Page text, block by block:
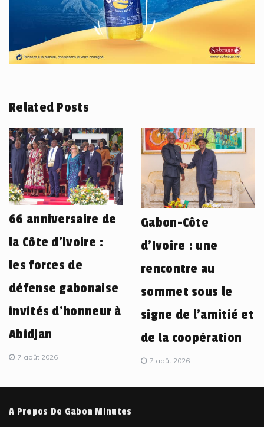
Related Posts
66 anniversaire de
la Côte d’Ivoire :
les forces de
défense gabonaise
invités d’honneur à
Abidjan
7 août 2026
Gabon-Côte
d’Ivoire : une
rencontre au
sommet sous le
signe de l’amitié et
de la coopération
7 août 2026
A Propos De Gabon Minutes